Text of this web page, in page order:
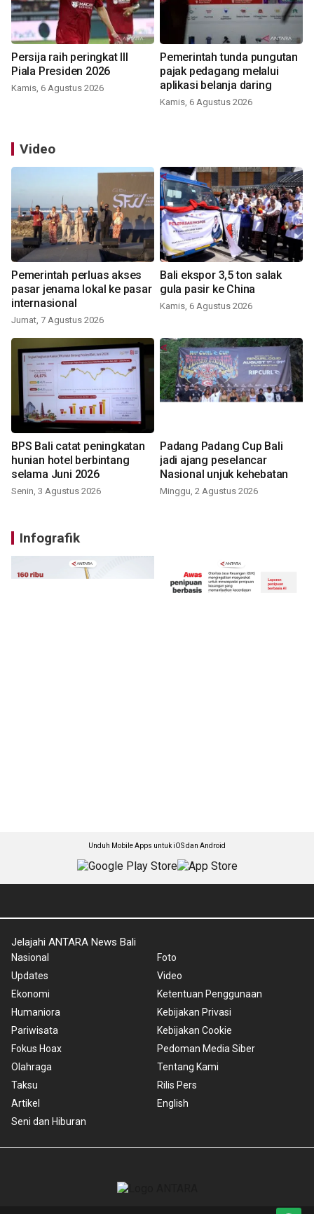
Persija raih peringkat III
Piala Presiden 2026
Kamis, 6 Agustus 2026
Pemerintah tunda pungutan
pajak pedagang melalui
aplikasi belanja daring
Kamis, 6 Agustus 2026
Video
Pemerintah perluas akses
pasar jenama lokal ke pasar
internasional
Jumat, 7 Agustus 2026
Bali ekspor 3,5 ton salak
gula pasir ke China
Kamis, 6 Agustus 2026
BPS Bali catat peningkatan
hunian hotel berbintang
selama Juni 2026
Senin, 3 Agustus 2026
Padang Padang Cup Bali
jadi ajang peselancar
Nasional unjuk kehebatan
Minggu, 2 Agustus 2026
Infografik
Unduh Mobile Apps untuk iOS dan Android
Jelajahi ANTARA News Bali
Nasional
Updates
Ekonomi
Humaniora
Pariwisata
Fokus Hoax
Olahraga
Taksu
Artikel
Seni dan Hiburan
Foto
Video
Ketentuan Penggunaan
Kebijakan Privasi
Kebijakan Cookie
Pedoman Media Siber
Tentang Kami
Rilis Pers
English